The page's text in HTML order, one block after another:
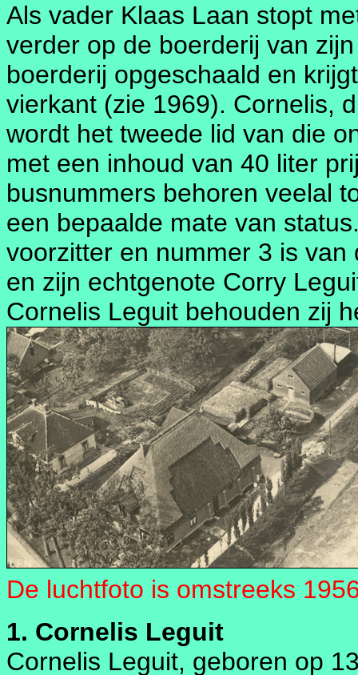
Als vader Klaas Laan stopt
verder op de boerderij van
boerderij opgeschaald en
vierkant (zie 1969). Cornelis,
wordt het tweede lid van die
met een inhoud van 40 liter
busnummers behoren veelal
een bepaalde mate van
voorzitter en nummer 3 is
en zijn echtgenote Corry
Cornelis Leguit behouden zij
De luchtfoto is omstreeks
1. Cornelis Leguit
Cornelis Leguit, geboren op